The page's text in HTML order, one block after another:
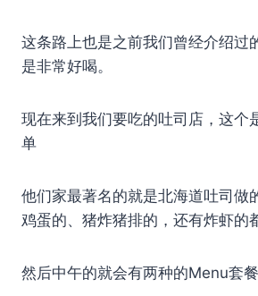
这条路上也是之前我们曾经介绍过
是非常好喝。
现在来到我们要吃的吐司店，这个
单
他们家最著名的就是北海道吐司做
鸡蛋的、猪炸猪排的，还有炸虾的
然后中午的就会有两种的Menu套餐